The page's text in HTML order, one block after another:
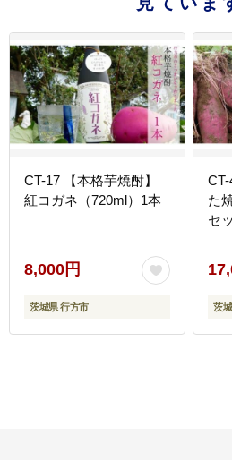
CT-17 【本格芋焼酎】
紅コガネ（720ml）1本
8,000円
茨城県 行方市
た
セ
茨